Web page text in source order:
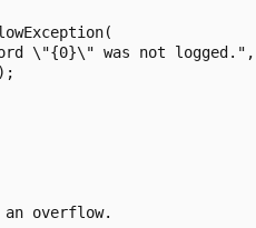
\"{0}\" was not logged.",
overflow.